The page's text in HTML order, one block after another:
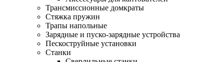
Трансмиссионные домкраты
Стяжка пружин
Трапы напольные
Зарядные и пуско-зарядные устройства
Пескоструйные установки
Станки